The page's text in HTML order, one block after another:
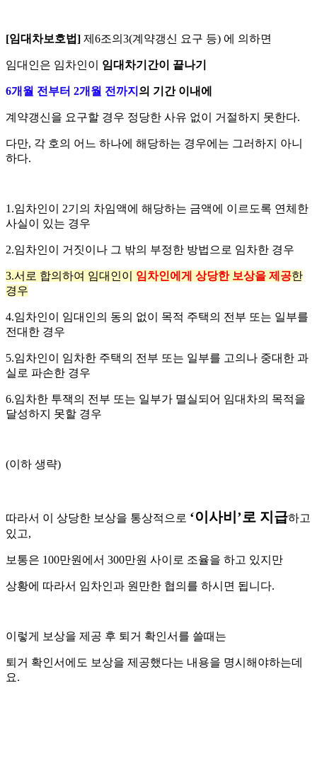
[임대차보호법] 제6조의3(계약갱신 요구 등) 에 의하면
임대인은 임차인이 임대차기간이 끝나기
6개월 전부터 2개월 전까지 의 기간 이내에
계약갱신을 요구할 경우 정당한 사유 없이 거절하지 못한다.
다만, 각 호의 어느 하나에 해당하는 경우에는 그러하지 아니
하다.
1.임차인이 2기의 차임액에 해당하는 금액에 이르도록 연체한
사실이 있는 경우
2.임차인이 거짓이나 그 밖의 부정한 방법으로 임차한 경우
3.서로 합의하여 임대인이 임차인에게 상당한 보상을 제공한
경우
4.임차인이 임대인의 동의 없이 목적 주택의 전부 또는 일부를
전대한 경우
5.임차인이 임차한 주택의 전부 또는 일부를 고의나 중대한 과
실로 파손한 경우
6.임차한 투잭의 전부 또는 일부가 멸실되어 임대차의 목적을
달성하지 못할 경우
(이하 생략)
따라서 이 상당한 보상을 통상적으로 ‘이사비’로 지급하고
있고,
보통은 100만원에서 300만원 사이로 조율을 하고 있지만
상황에 따라서 임차인과 원만한 협의를 하시면 됩니다.
이렇게 보상을 제공 후 퇴거 확인서를 쓸때는
퇴거 확인서에도 보상을 제공했다는 내용을 명시해야하는데
요.